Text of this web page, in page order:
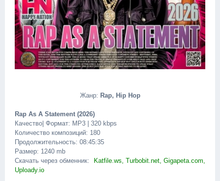
Жанр: Rap, Hip Hop
Rap As A Statement (2026)
Качество| Формат: MP3 | 320 kbps
Количество композиций: 180
Продолжительность: 08:45:35
Размер: 1240 mb
Скачать через обменник:
Katfile.ws, Turbobit.net, Gigapeta.com,
Uploady.io